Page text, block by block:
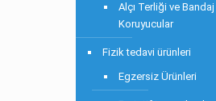
Alçı Terliği ve Bandaj
Koruyucular
Fizik tedavi ürünleri
Egzersiz Ürünleri